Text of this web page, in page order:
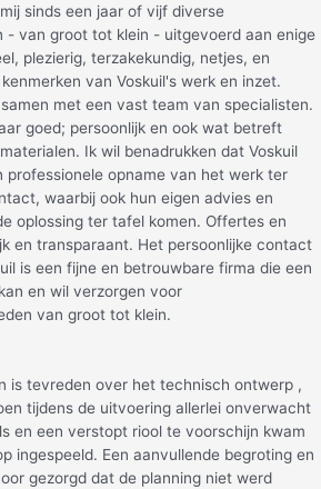
sinds een jaar of vijf diverse
- van groot tot klein - uitgevoerd aan enige
plezierig, terzakekundig, netjes, en
van Voskuil's werk en inzet.
met een vast team van specialisten.
goed; persoonlijk en ook wat betreft
Ik wil benadrukken dat Voskuil
professionele opname van het werk ter
waarbij ook hun eigen advies en
oplossing ter tafel komen. Offertes en
en transparaant. Het persoonlijke contact
is een fijne en betrouwbare firma die een
en wil verzorgen voor
van groot tot klein.
is tevreden over het technisch ontwerp ,
tijdens de uitvoering allerlei onverwacht
en een verstopt riool te voorschijn kwam
ingespeeld. Een aanvullende begroting en
gezorgd dat de planning niet werd